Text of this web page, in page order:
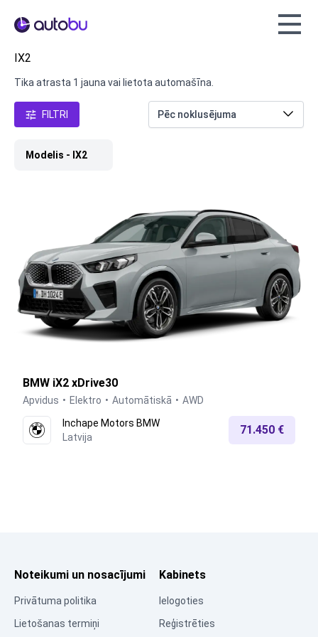
Autobu.eu
IX2
Tika atrasta 1 jauna vai lietota automašīna.
FILTRI
Modelis - IX2
BMW iX2 xDrive30
Apvidus Elektro Automātiskā
AWD
Inchape Motors BMW
Latvija
71.450 €
Noteikumi un nosacījumi
Privātuma politika
Lietošanas termiņi
Kabinets
Ielogoties
Reģistrēties